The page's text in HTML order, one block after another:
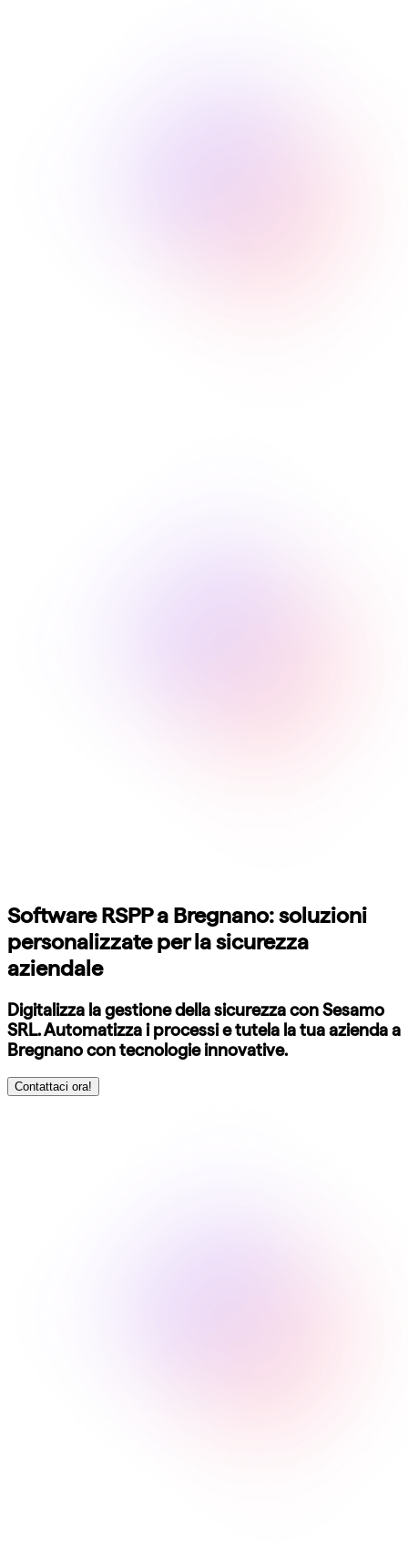
Software RSPP a Bregnano: soluzioni
personalizzate per la sicurezza
aziendale
Digitalizza la gestione della sicurezza con Sesamo
SRL. Automatizza i processi e tutela la tua azienda a
Bregnano con tecnologie innovative.
Contattaci ora!